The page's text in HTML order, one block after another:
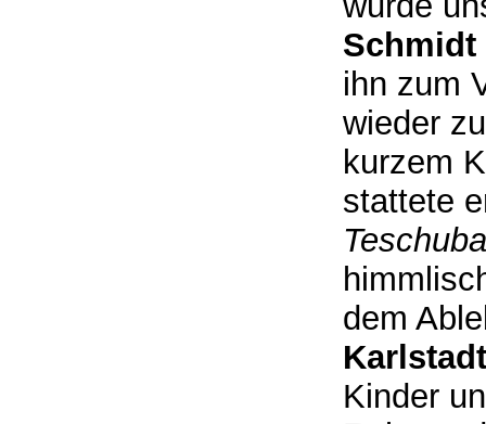
Schmidt
ihn zum
wieder
kurzem
stattete
Teschuba
dem
Karlstadt
Kinder